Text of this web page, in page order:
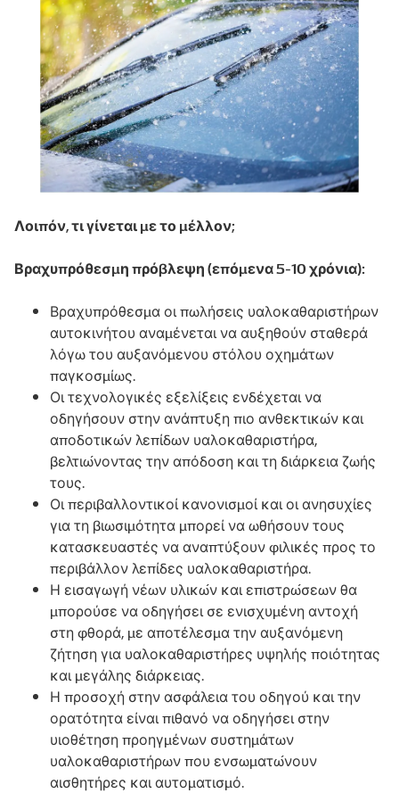
Λοιπόν, τι γίνεται με το μέλλον;
Βραχυπρόθεσμη πρόβλεψη (επόμενα 5-10 χρόνια):
Βραχυπρόθεσμα οι πωλήσεις υαλοκαθαριστήρων
αυτοκινήτου αναμένεται να αυξηθούν σταθερά
λόγω του αυξανόμενου στόλου οχημάτων
παγκοσμίως.
Οι τεχνολογικές εξελίξεις ενδέχεται να
οδηγήσουν στην ανάπτυξη πιο ανθεκτικών και
αποδοτικών λεπίδων υαλοκαθαριστήρα,
βελτιώνοντας την απόδοση και τη διάρκεια ζωής
τους.
Οι περιβαλλοντικοί κανονισμοί και οι ανησυχίες
για τη βιωσιμότητα μπορεί να ωθήσουν τους
κατασκευαστές να αναπτύξουν φιλικές προς το
περιβάλλον λεπίδες υαλοκαθαριστήρα.
Η εισαγωγή νέων υλικών και επιστρώσεων θα
μπορούσε να οδηγήσει σε ενισχυμένη αντοχή
στη φθορά, με αποτέλεσμα την αυξανόμενη
ζήτηση για υαλοκαθαριστήρες υψηλής ποιότητας
και μεγάλης διάρκειας.
Η προσοχή στην ασφάλεια του οδηγού και την
ορατότητα είναι πιθανό να οδηγήσει στην
υιοθέτηση προηγμένων συστημάτων
υαλοκαθαριστήρων που ενσωματώνουν
αισθητήρες και αυτοματισμό.